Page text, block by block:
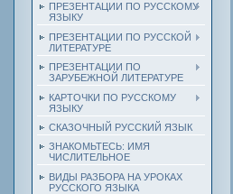
ПРЕЗЕНТАЦИИ ПО РУССКОМУ
ЯЗЫКУ
ПРЕЗЕНТАЦИИ ПО РУССКОЙ
ЛИТЕРАТУРЕ
ПРЕЗЕНТАЦИИ ПО
ЗАРУБЕЖНОЙ ЛИТЕРАТУРЕ
КАРТОЧКИ ПО РУССКОМУ
ЯЗЫКУ
СКАЗОЧНЫЙ РУССКИЙ ЯЗЫК
ЗНАКОМЬТЕСЬ: ИМЯ
ЧИСЛИТЕЛЬНОЕ
ВИДЫ РАЗБОРА НА УРОКАХ
РУССКОГО ЯЗЫКА